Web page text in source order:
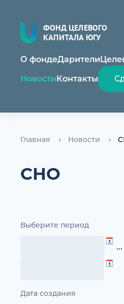
ФОНД ЦЕЛЕВОГО
КАПИТАЛА ЮГУ
О фондеДарители
НовостиКонтакты
Главная Новости
СНО
Выберите период
…
Дата создания